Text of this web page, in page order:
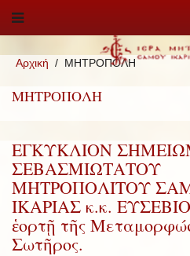
Αρχική ΜΗΤΡΟΠΟΛΗ
ΜΗΤΡΟΠΟΛΗ
ΕΓΚΥΚΛΙΟΝ
ΣΕΒΑΣΜΙΩΤΑΤΟΥ
ΜΗΤΡΟΠΟΛΙΤΟΥ
ΙΚΑΡΙΑΣ κ.κ.
ἑορτῇ τῆς
Σωτῆρος.